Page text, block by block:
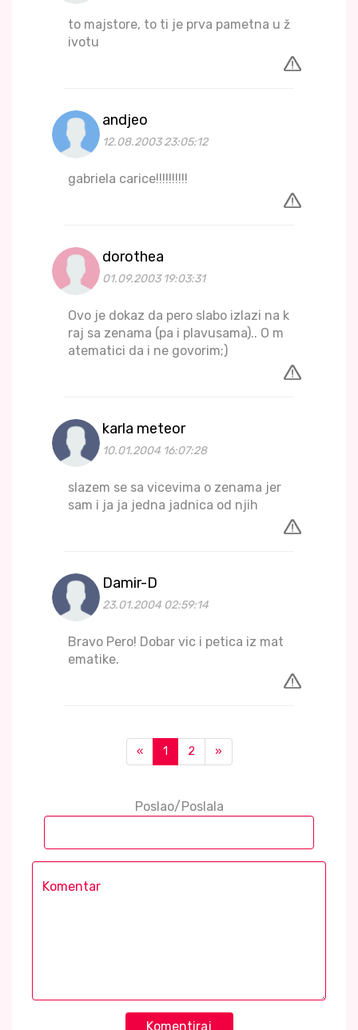
to majstore, to ti je prva pametna u ž
ivotu
andjeo
12.08.2003 23:05:12
gabriela carice!!!!!!!!!!
dorothea
01.09.2003 19:03:31
Ovo je dokaz da pero slabo izlazi na k
raj sa zenama (pa i plavusama).. O m
atematici da i ne govorim;)
karla meteor
10.01.2004 16:07:28
slazem se sa vicevima o zenama jer
sam i ja ja jedna jadnica od njih
Damir-D
23.01.2004 02:59:14
Bravo Pero! Dobar vic i petica iz mat
ematike.
« 1 2 »
Poslao/Poslala
Komentiraj